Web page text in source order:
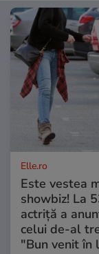
Elle.ro
Este vestea
showbiz! La
actriță a
celui de-al
"Bun venit în